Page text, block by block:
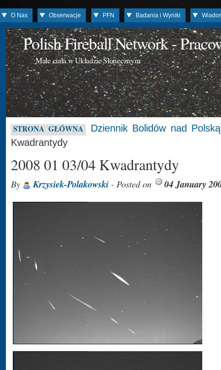
O Nas Obserwacje PFN Badania i Wyniki
Polish Fireball Network -
Małe ciała w Układzie Słonecznym
STRONA GŁÓWNA Dziennik Bolidów nad Polską
Kwadrantydy
2008 01 03/04 Kwadrantydy
By Krzysiek-Polakowski - Posted on 04 January